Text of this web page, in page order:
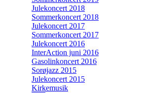
Julekoncert 2018
Sommerkoncert 2018
Julekoncert 2017
Sommerkoncert 2017
Julekoncert 2016
InterAction juni 2016
Gasolinkoncert 2016
Sorøjazz 2015
Julekoncert 2015
Kirkemusik